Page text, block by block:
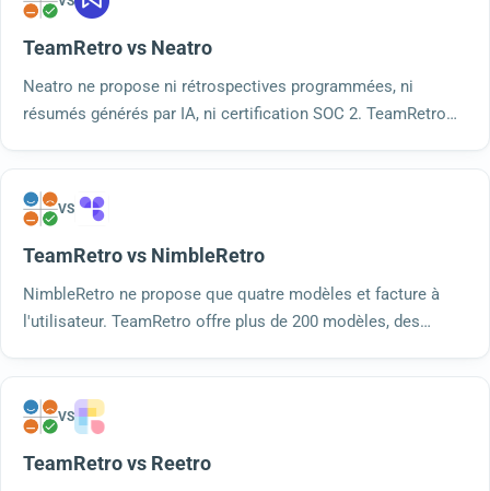
TeamRetro vs Neatro
Neatro ne propose ni rétrospectives programmées, ni
résumés générés par IA, ni certification SOC 2. TeamRetro
regroupement par IA et de résumés, un mode présentation
ainsi qu'une certification SOC 2.
VS
TeamRetro vs NimbleRetro
NimbleRetro ne propose que quatre modèles et facture à
l'utilisateur. TeamRetro offre plus de 200 modèles, des
certification SOC 2 Type 2, le tout avec un nombre illimité
d'utilisateurs.
VS
TeamRetro vs Reetro